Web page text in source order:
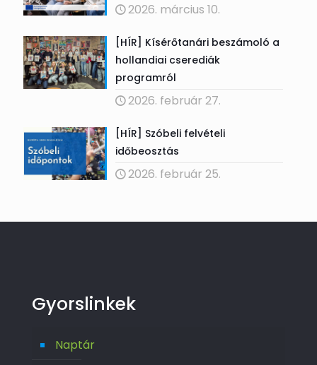
2026. március 10.
[HÍR] Kísérőtanári beszámoló a
hollandiai cserediák
programról
2026. február 27.
[HÍR] Szóbeli felvételi
időbeosztás
2026. február 25.
Gyorslinkek
Naptár